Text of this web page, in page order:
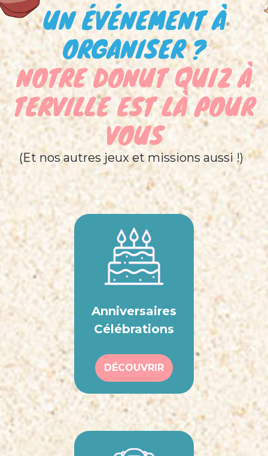
UN ÉVÉNEMENT À
ORGANISER ?
NOTRE DONUT QUIZ À
TERVILLE EST LÀ POUR
VOUS
(Et nos autres jeux et missions aussi !)
Anniversaires
Célébrations
DÉCOUVRIR